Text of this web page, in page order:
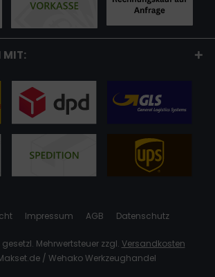
MIT:
Impressum AGB Datenschutz
gesetzl. Mehrwertsteuer zzgl. Versandkosten
/ Wehako Werkzeughandel